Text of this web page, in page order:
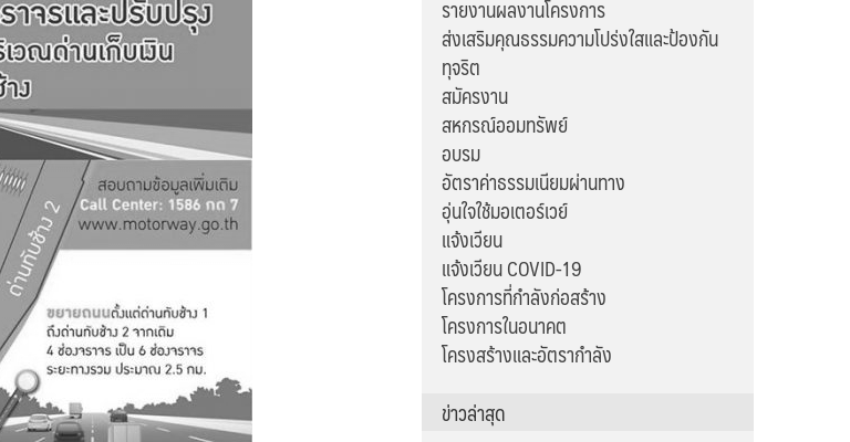
รายงานผลงานโครงการ
ส่งเสริมคุณธรรมความโปร่งใสและป้องกัน
ทุจริต
สมัครงาน
สหกรณ์ออมทรัพย์
อบรม
อัตราค่าธรรมเนียมผ่านทาง
อุ่นใจใช้มอเตอร์เวย์
แจ้งเวียน
แจ้งเวียน COVID-19
โครงการที่กำลังก่อสร้าง
โครงการในอนาคต
โครงสร้างและอัตรากำลัง
ข่าวล่าสุด